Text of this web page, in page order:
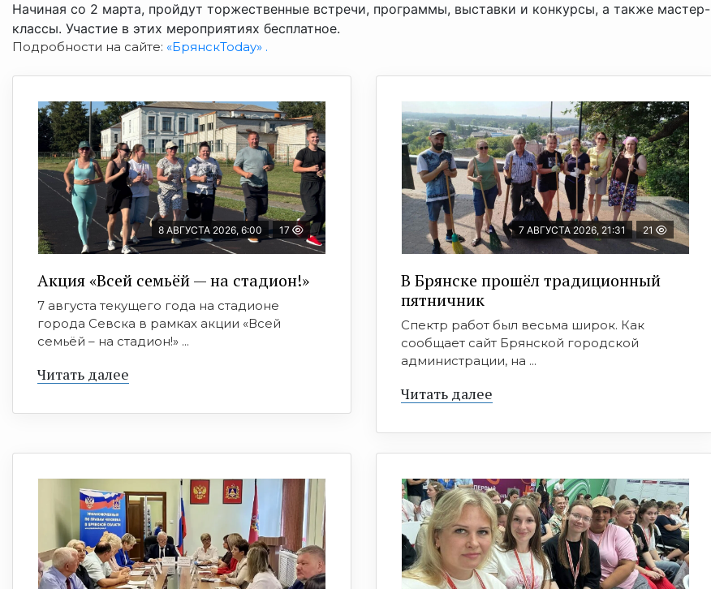
Начиная со 2 марта, пройдут торжественные встречи, программы, выставки и конкурсы, а также мастер-
классы. Участие в этих мероприятиях бесплатное.
Подробности на сайте: «БрянскToday» .
8 АВГУСТА 2026, 6:00 17
Акция «Всей семьёй — на стадион!»
7 августа текущего года на стадионе
города Севска в рамках акции «Всей
семьёй – на стадион!» ...
Читать далее
7 АВГУСТА 2026, 21:31 21
В Брянске прошёл традиционный
пятничник
Спектр работ был весьма широк. Как
сообщает сайт Брянской городской
администрации, на ...
Читать далее